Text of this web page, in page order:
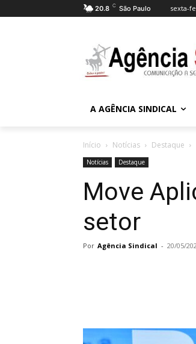
20.8 C São Paulo sexta-
A AGÊNCIA SINDICAL
Início Notícias Destaque
Notícias Destaque
Move
setor
Por Agência Sindical - 20/05/